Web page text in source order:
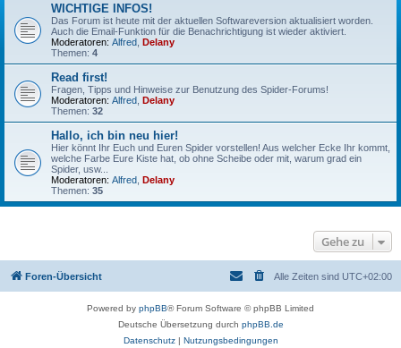
WICHTIGE INFOS!
Das Forum ist heute mit der aktuellen Softwareversion aktualisiert worden.
Auch die Email-Funktion für die Benachrichtigung ist wieder aktiviert.
Moderatoren: Alfred Delany
Themen: 4
Read first!
Fragen, Tipps und Hinweise zur Benutzung des Spider-Forums!
Moderatoren: Alfred Delany
Themen: 32
Hallo, ich bin neu hier!
Hier könnt Ihr Euch und Euren Spider vorstellen! Aus welcher Ecke Ihr kommt,
welche Farbe Eure Kiste hat, ob ohne Scheibe oder mit, warum grad ein
Spider, usw...
Moderatoren: Alfred Delany
Themen: 35
Gehe zu
Foren-Übersicht Alle Zeiten sind UTC+02:00
Powered by phpBB® Forum Software © phpBB Limited
Deutsche Übersetzung durch phpBB.de
Datenschutz| Nutzungsbedingungen